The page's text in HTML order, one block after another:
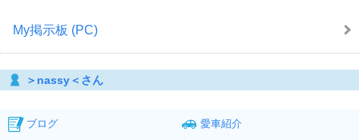
My掲示板 (PC)
＞nassy＜さん
ブログ
愛車紹介